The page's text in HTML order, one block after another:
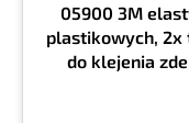
05900 3M
plastikowych, 2x
do klejenia